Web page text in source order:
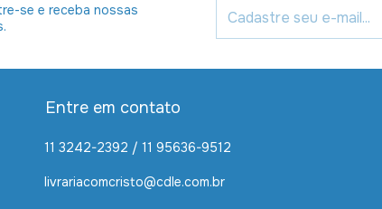
se e receba nossas
Entre em contato
11 3242-2392 / 11 95636-9512
livrariacomcristo@cdle.com.br